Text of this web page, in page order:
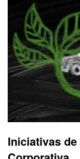
Iniciativas